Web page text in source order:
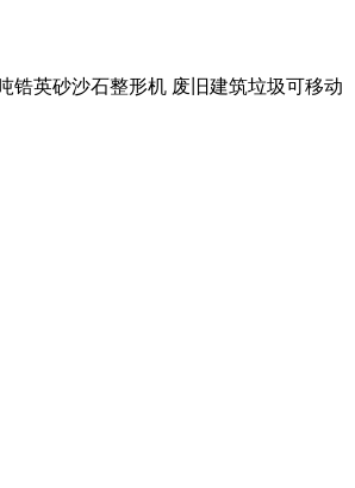
锆英砂沙石整形机 废旧建筑垃圾可移动